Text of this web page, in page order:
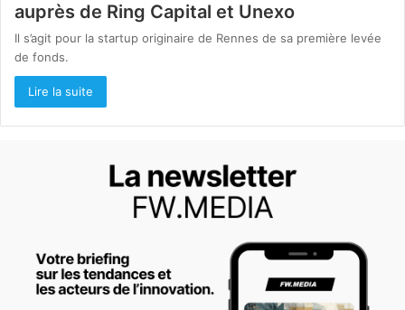
auprès de Ring Capital et Unexo
Il s’agit pour la startup originaire de Rennes de sa première levée
de fonds.
Lire la suite